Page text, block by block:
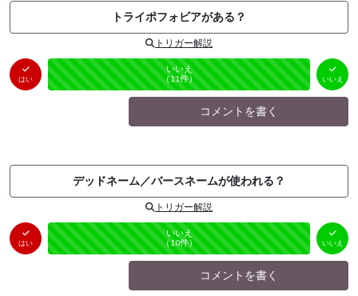
トライポフォビアがある？
トリガー解説
はい
はい
（0件）
未投票
いいえ
（11件） いいえ
コメントを書く
デッドネーム／バースネームが使われる？
トリガー解説
はい
はい
（0件）
未投票
いいえ
（10件） いいえ
コメントを書く